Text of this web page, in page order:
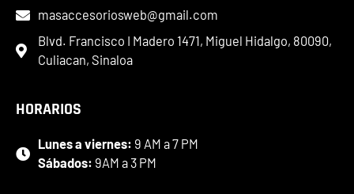
masaccesoriosweb@gmail.com
Blvd. Francisco I Madero 1471, Miguel Hidalgo, 80090,
Culiacan, Sinaloa
HORARIOS
Lunes a viernes: 9 AM a 7 PM
Sábados: 9AM a 3 PM